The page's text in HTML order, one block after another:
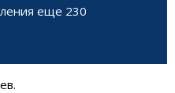
еще 230